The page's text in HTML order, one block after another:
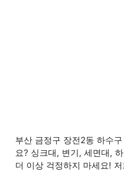
부산 금정구 장전2동 하수
요? 싱크대, 변기, 세면대,
더 이상 걱정하지 마세요!